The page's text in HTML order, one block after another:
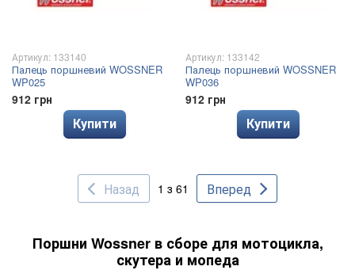
Артикул: 133140
Палець поршневий WOSSNER
WP025
912 грн
Купити
Артикул: 133142
Палець поршневий WOSSNER
WP036
912 грн
Купити
Назад 1 з 61 Вперед
Поршни Wossner в сборе для мотоцикла,
скутера и мопеда